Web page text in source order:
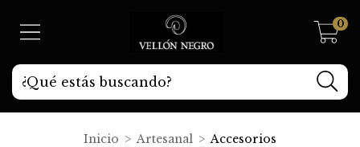
0
Inicio > Artesanal > Accesorios